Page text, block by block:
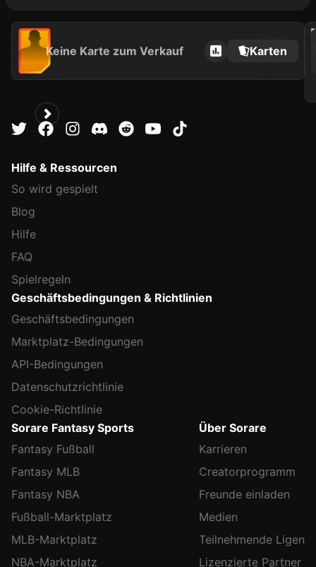
Keine Karte zum Verkauf Karten
2023
Hilfe & Ressourcen
So wird gespielt
Blog
Hilfe
FAQ
Spielregeln
Geschäftsbedingungen & Richtlinien
Geschäftsbedingungen
Marktplatz-Bedingungen
API-Bedingungen
Datenschutzrichtlinie
Cookie-Richtlinie
Sorare Fantasy Sports
Fantasy Fußball
Fantasy MLB
Fantasy NBA
Fußball-Marktplatz
MLB-Marktplatz
NBA-Marktplatz
Über Sorare
Karrieren
Creatorprogramm
Freunde einladen
Medien
Teilnehmende Ligen
Lizenzierte Partner